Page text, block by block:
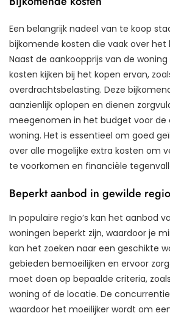
Een belangrijk nadeel van te koop
bijkomende kosten die vaak over het
Naast de aankoopprijs van de
kosten kijken bij het kopen ervan,
overdrachtsbelasting. Deze
aanzienlijk oplopen en dienen
meegenomen in het budget voor de
woning. Het is essentieel om goed
over alle mogelijke extra kosten om
te voorkomen en financiële
Beperkt aanbod in gewilde
In populaire regio’s kan het aanbod
woningen beperkt zijn, waardoor je
kan het zoeken naar een geschikte
gebieden bemoeilijken en ervoor
moet doen op bepaalde criteria,
woning of de locatie. De
waardoor het moeilijker wordt om